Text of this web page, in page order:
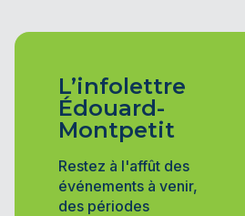
L’infolettre
Édouard-
Montpetit
Restez à l'affût des
événements à venir,
des périodes